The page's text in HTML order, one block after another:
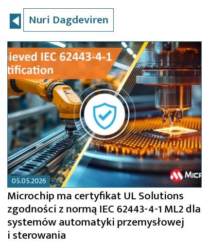
Nuri Dagdeviren
05.05.2026
Microchip ma certyfikat UL Solutions
zgodności z normą IEC 62443-4-1 ML2 dla
systemów automatyki przemysłowej
i sterowania